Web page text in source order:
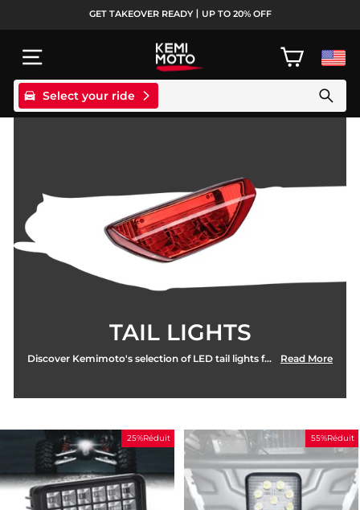
Pause
GET TAKEOVER READY丨UP TO 20% OFF
PANIER
Select your ride
TAIL LIGHTS
Discover Kemimoto's selection of LED tail lights for UTVs. Enhance visibility and safety on the trail with our durable and bright LED tail lights. Shop now for reliable performance and a sleek look for your UTV. Read More
25%Réduit 55%Réduit